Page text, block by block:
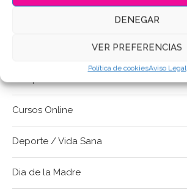
DENEGAR
VER PREFERENCIAS
Política de cookiesAviso Legal
Cursos Online
Deporte / Vida Sana
Dia de la Madre